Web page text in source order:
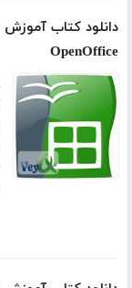
OpenOffice